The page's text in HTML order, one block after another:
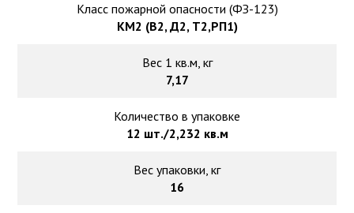
Класс пожарной опасности (ФЗ-123)
КМ2 (В2, Д2, Т2,РП1)
Вес 1 кв.м, кг
7,17
Количество в упаковке
12 шт./2,232 кв.м
Вес упаковки, кг
16